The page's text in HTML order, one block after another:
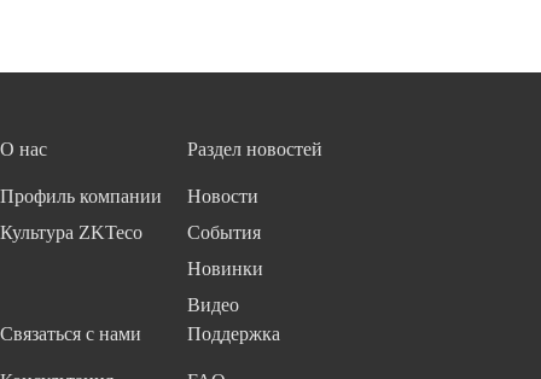
О нас
Профиль компании
Культура ZKTeco
Раздел новостей
Новости
События
Новинки
Видео
Связаться с нами
Поддержка